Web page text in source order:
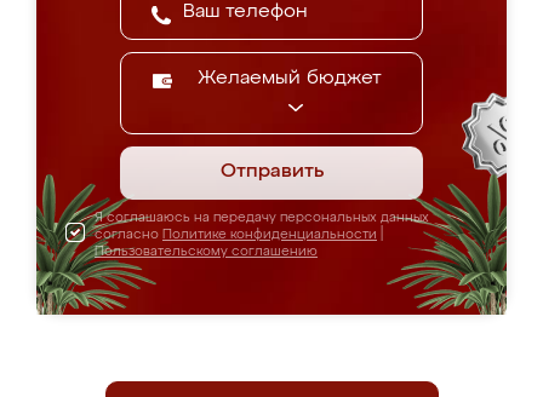
Желаемый бюджет
Отправить
Я соглашаюсь на передачу персональных данных
согласно Политике конфиденциальности
Пользовательскому соглашению